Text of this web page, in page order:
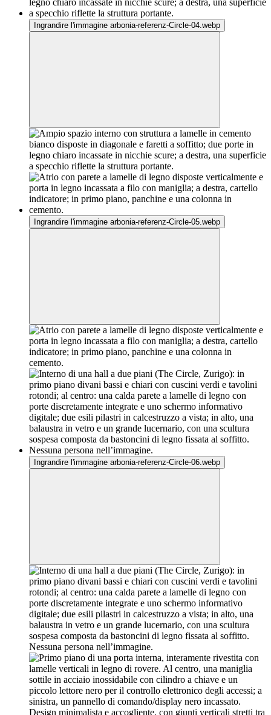
Ingrandire l'immagine arbonia-referenz-Circle-04.webp
Ingrandire l'immagine arbonia-referenz-Circle-05.webp
Ingrandire l'immagine arbonia-referenz-Circle-06.webp